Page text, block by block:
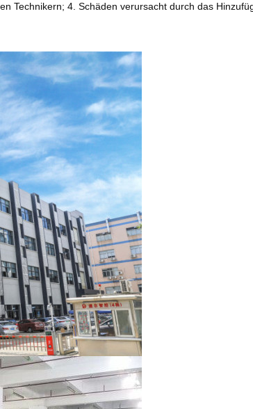
Technikern; 4. Schäden verursacht durch das